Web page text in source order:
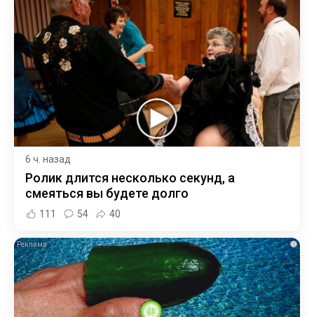
6 ч. назад
Ролик длится несколько секунд, а
смеяться вы будете долго
111 54 40
i